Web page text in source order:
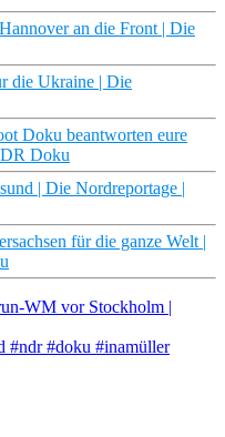
an die Front | Die
die Ukraine | Die
Doku beantworten eure
Doku
| Die Nordreportage |
für die ganze Welt |
WM vor Stockholm |
#ndr #doku #inamüller